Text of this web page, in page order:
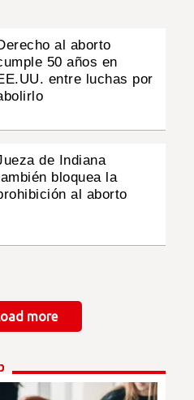
al aborto
50 años en
entre luchas por
de Indiana
bloquea la
al aborto
more